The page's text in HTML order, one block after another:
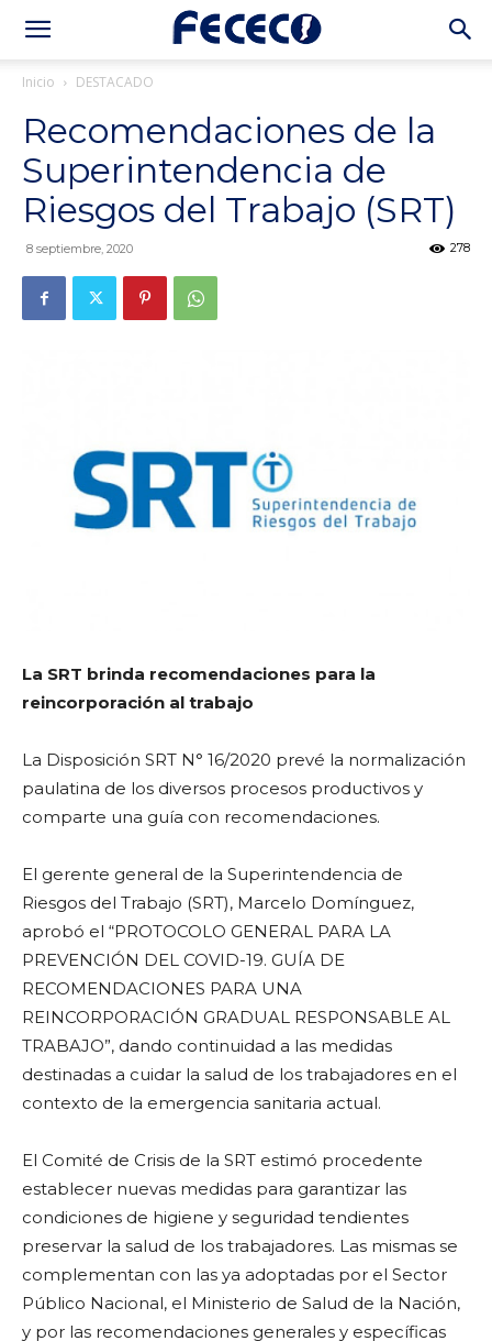
Inicio DESTACADO
Recomendaciones de la
Superintendencia de
Riesgos del Trabajo (SRT)
8 septiembre, 2020 278
La SRT brinda recomendaciones para la
reincorporación al trabajo
La Disposición SRT N° 16/2020 prevé la normalización
paulatina de los diversos procesos productivos y
comparte una guía con recomendaciones.
El gerente general de la Superintendencia de
Riesgos del Trabajo (SRT), Marcelo Domínguez,
aprobó el “PROTOCOLO GENERAL PARA LA
PREVENCIÓN DEL COVID-19. GUÍA DE
RECOMENDACIONES PARA UNA
REINCORPORACIÓN GRADUAL RESPONSABLE AL
TRABAJO”, dando continuidad a las medidas
destinadas a cuidar la salud de los trabajadores en el
contexto de la emergencia sanitaria actual.
El Comité de Crisis de la SRT estimó procedente
establecer nuevas medidas para garantizar las
condiciones de higiene y seguridad tendientes
preservar la salud de los trabajadores. Las mismas se
complementan con las ya adoptadas por el Sector
Público Nacional, el Ministerio de Salud de la Nación,
y por las recomendaciones generales y específicas